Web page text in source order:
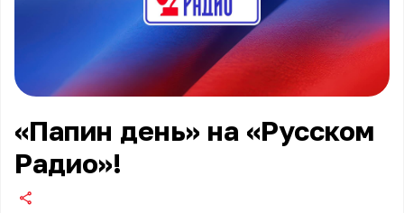
«Папин день» на «Русском
Радио»!